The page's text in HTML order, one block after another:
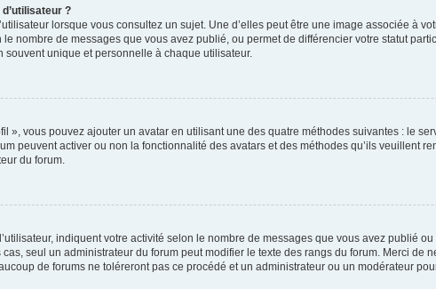
?
lorsque vous consultez un sujet. Une d’elles peut être une image associée à
nombre de messages que vous avez publié, ou permet de différencier votre statut
unique et personnelle à chaque utilisateur.
», vous pouvez ajouter un avatar en utilisant une des quatre méthodes suivantes : le
peuvent activer ou non la fonctionnalité des avatars et des méthodes qu’ils veuillent
du forum.
indiquent votre activité selon le nombre de messages que vous avez publié
seul un administrateur du forum peut modifier le texte des rangs du forum. Merci de
de forums ne toléreront pas ce procédé et un administrateur ou un modérateur